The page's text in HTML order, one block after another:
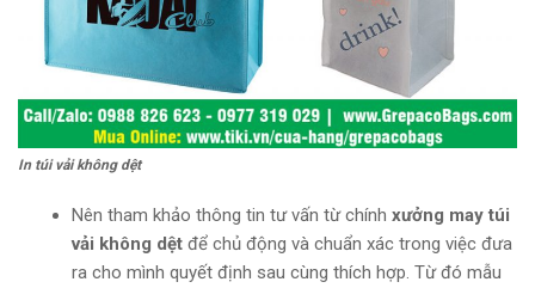
In túi vải không dệt
Nên tham khảo thông tin tư vấn từ chínhxưởng may túi
vải không dệt để chủ động và chuẩn xác trong việc đưa
ra cho mình quyết định sau cùng thích hợp. Từ đó mẫu